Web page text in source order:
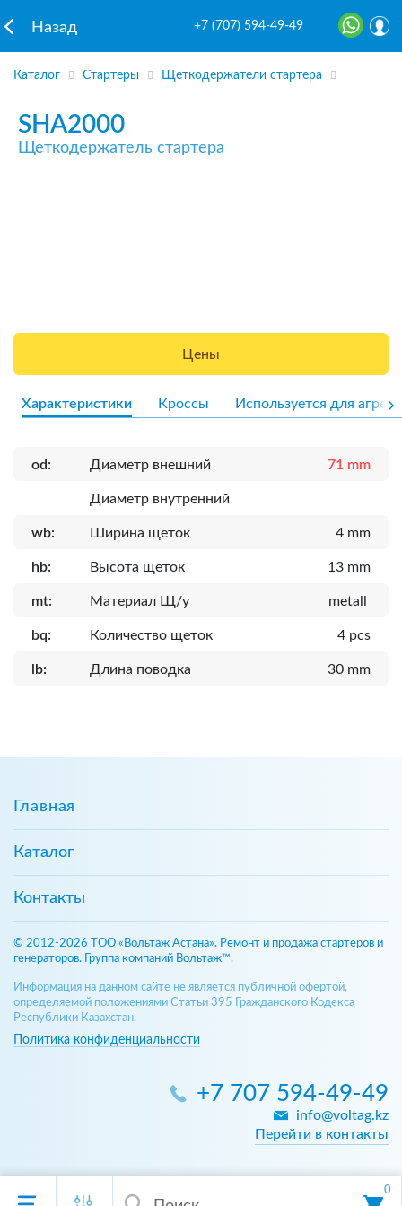
0
Назад +7 (707) 594-49-49
Каталог Стартеры Щеткодержатели стартера
SHA2000
Щеткодержатель стартера
Цены
Характеристики Кроссы Используется для
od: Диаметр внешний 71 mm
Диаметр внутренний
wb: Ширина щеток 4 mm
hb: Высота щеток 13 mm
mt: Материал Щ/у metall
bq: Количество щеток 4 pcs
lb: Длина поводка 30 mm
Главная
Каталог
Контакты
© 2012-2026 ТОО «Вольтаж Астана». Ремонт и продажа стартеров и
генераторов. Группа компаний Вольтаж™.
Информация на данном сайте не является публичной офертой,
определяемой положениями Статьи 395 Гражданского Кодекса
Республики Казахстан.
Политика конфиденциальности
+7 707 594-49-49
info@voltag.kz
Перейти в контакты